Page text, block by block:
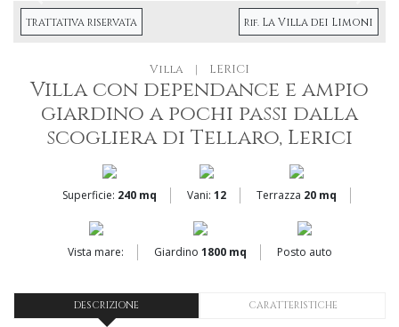
TRATTATIVA RISERVATA Rif. La Villa dei Limoni
Villa | LERICI
Villa con dependance e ampio
giardino a pochi passi dalla
scogliera di Tellaro, Lerici
Superficie: 240 mq Vani: 12 Terrazza 20 mq
Vista mare: Giardino 1800 mq Posto auto
DESCRIZIONE CARATTERISTICHE